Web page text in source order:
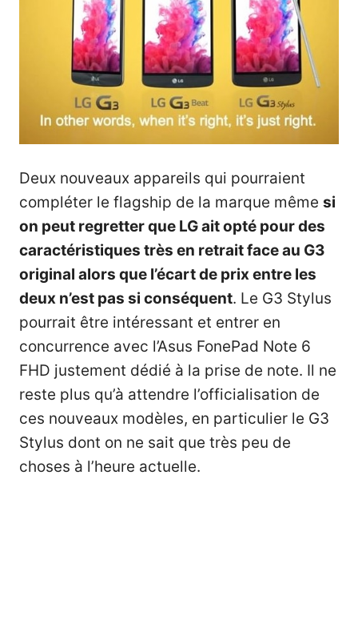
Deux nouveaux appareils qui pourraient
compléter le flagship de la marque même si
on peut regretter que LG ait opté pour des
caractéristiques très en retrait face au G3
original alors que l’écart de prix entre les
deux n’est pas si conséquent. Le G3 Stylus
pourrait être intéressant et entrer en
concurrence avec l’Asus FonePad Note 6
FHD justement dédié à la prise de note. Il ne
reste plus qu’à attendre l’officialisation de
ces nouveaux modèles, en particulier le G3
Stylus dont on ne sait que très peu de
choses à l’heure actuelle.